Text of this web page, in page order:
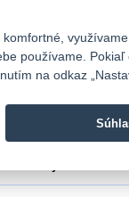
Fio banka
používame.
na odkaz